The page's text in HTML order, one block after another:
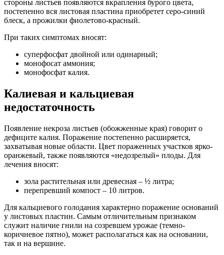
стороны листьев появляются вкрапления бурого цвета,
постепенно вся листовая пластина приобретет серо-синий
блеск, а прожилки фиолетово-красный.
При таких симптомах вносят:
суперфосфат двойной или одинарный;
монофосат аммония;
монофосфат калия.
Калиевая и кальциевая
недостаточность
Появление некроза листьев (обожженные края) говорит о
дефиците калия. Поражение постепенно расширяется,
захватывая новые области. Цвет пораженных участков ярко-
оранжевый, также появляются «недозрелый» плоды. Для
лечения вносят:
зола растительная или древесная – ½ литра;
перепревший компост – 10 литров.
Для кальциевого голодания характерно поражение оснований
у листовых пластин. Самым отличительным признаком
служит наличие гнили на созревшем урожае (темно-
коричневое пятно), может располагаться как на основании,
так и на вершине.